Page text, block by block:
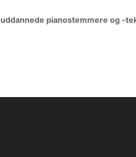
pianostemmere og -